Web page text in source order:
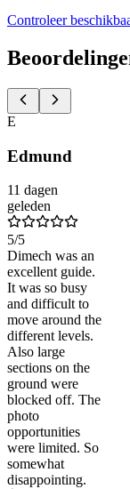
Controleer
E
Edmund
11 dagen
geleden
5/5
Dimech was an
excellent guide.
It was so busy
and difficult to
move around the
different levels.
Also large
sections on the
ground were
blocked off. The
photo
opportunities
were limited. So
somewhat
disappointing.